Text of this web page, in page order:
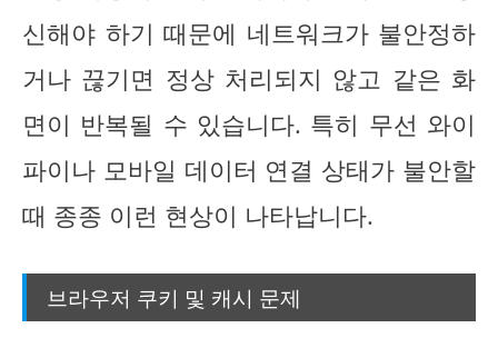
신해야 하기 때문에 네트워크가 불안정하
거나 끊기면 정상 처리되지 않고 같은 화
면이 반복될 수 있습니다. 특히 무선 와이
파이나 모바일 데이터 연결 상태가 불안할
때 종종 이런 현상이 나타납니다.
브라우저 쿠키 및 캐시 문제